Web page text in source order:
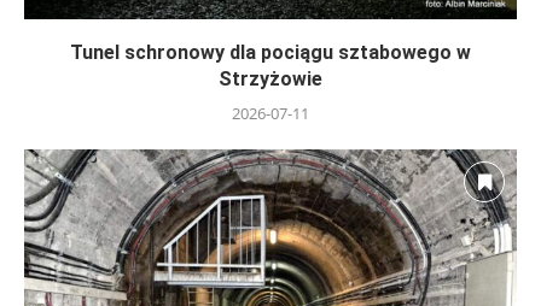
Tunel schronowy dla pociągu sztabowego w
Strzyżowie
2026-07-11